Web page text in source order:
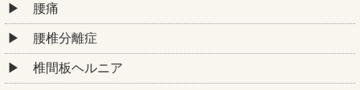
腰痛
腰椎分離症
椎間板ヘルニア